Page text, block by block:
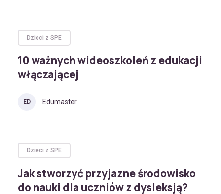
Dzieci z SPE
10 ważnych wideoszkoleń z edukacji
włączającej
ED Edumaster
Dzieci z SPE
Jak stworzyć przyjazne środowisko
do nauki dla uczniów z dysleksją?